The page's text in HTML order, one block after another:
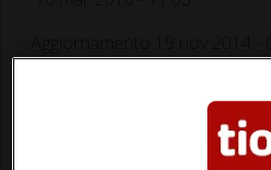
BELLINZONA - Il
degli Studenti e